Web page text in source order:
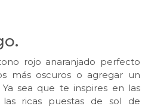
rojo anaranjado perfecto
más oscuros o agregar un
sea que te inspires en las
ricas puestas de sol de